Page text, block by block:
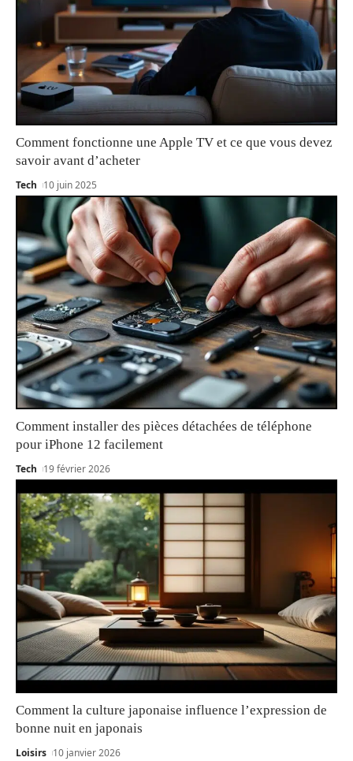
Comment fonctionne une Apple TV et ce que vous devez
savoir avant d’acheter
Tech 10 juin 2025
Comment installer des pièces détachées de téléphone
pour iPhone 12 facilement
Tech 19 février 2026
Comment la culture japonaise influence l’expression de
bonne nuit en japonais
Loisirs 10 janvier 2026